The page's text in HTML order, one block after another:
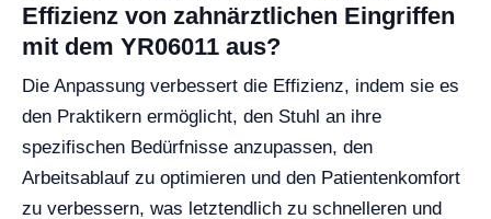
Effizienz von zahnärztlichen Eingriffen
mit dem YR06011 aus?
Die Anpassung verbessert die Effizienz, indem sie es
den Praktikern ermöglicht, den Stuhl an ihre
spezifischen Bedürfnisse anzupassen, den
Arbeitsablauf zu optimieren und den Patientenkomfort
zu verbessern, was letztendlich zu schnelleren und